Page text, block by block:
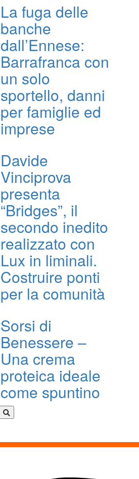
La fuga delle
banche
dall’Ennese:
Barrafranca con
un solo
sportello, danni
per famiglie ed
imprese
Davide
Vinciprova
presenta
“Bridges”, il
secondo inedito
realizzato con
Lux in liminali.
Costruire ponti
per la comunità
Sorsi di
Benessere –
Una crema
proteica ideale
come spuntino